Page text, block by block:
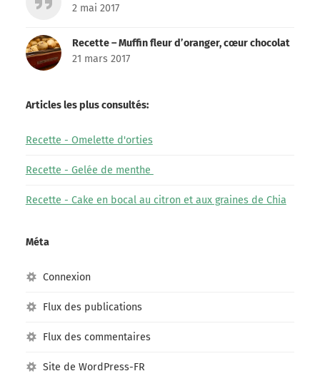
2 mai 2017
Recette – Muffin fleur d’oranger, cœur chocolat
21 mars 2017
Articles les plus consultés:
Recette - Omelette d'orties
Recette - Gelée de menthe
Recette - Cake en bocal au citron et aux graines de Chia
Méta
Connexion
Flux des publications
Flux des commentaires
Site de WordPress-FR